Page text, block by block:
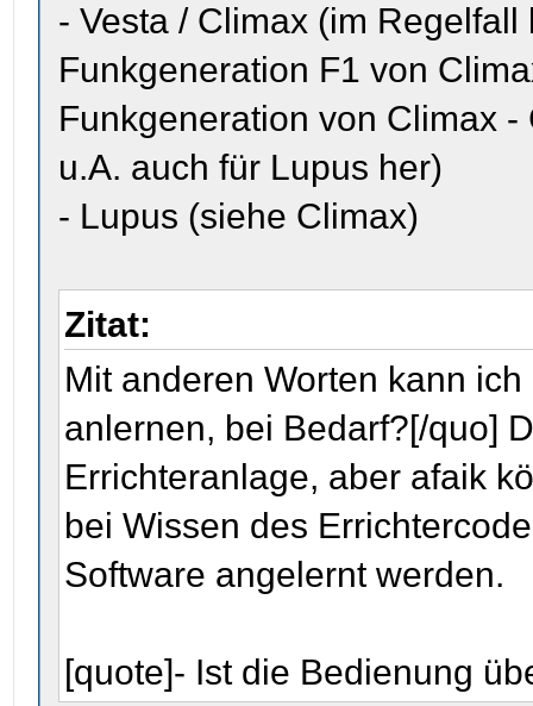
- Vesta / Climax (im
Funkgeneration F1 von
Funkgeneration von Climax
u.A. auch für Lupus her)
- Lupus (siehe Climax)
Zitat:
Mit anderen Worten kann
anlernen, bei Bedarf?[/quo]
Errichteranlage, aber afaik
bei Wissen des
Software angelernt werden.
[quote]- Ist die Bedienung